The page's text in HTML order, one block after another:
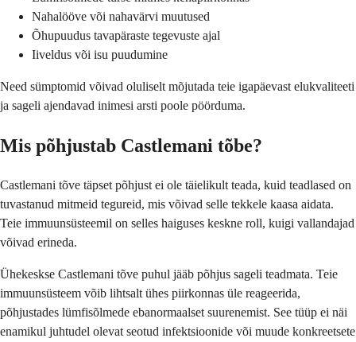
Nahalööve või nahavärvi muutused
Õhupuudus tavapäraste tegevuste ajal
Iiveldus või isu puudumine
Need sümptomid võivad oluliselt mõjutada teie igapäevast elukvaliteeti
ja sageli ajendavad inimesi arsti poole pöörduma.
Mis põhjustab Castlemani tõbe?
Castlemani tõve täpset põhjust ei ole täielikult teada, kuid teadlased on
tuvastanud mitmeid tegureid, mis võivad selle tekkele kaasa aidata.
Teie immuunsüsteemil on selles haiguses keskne roll, kuigi vallandajad
võivad erineda.
Ühekeskse Castlemani tõve puhul jääb põhjus sageli teadmata. Teie
immuunsüsteem võib lihtsalt ühes piirkonnas üle reageerida,
põhjustades lümfisõlmede ebanormaalset suurenemist. See tüüp ei näi
enamikul juhtudel olevat seotud infektsioonide või muude konkreetsete